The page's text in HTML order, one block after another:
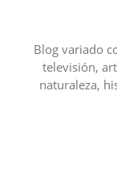
contenidoBlog variado
televisión,
naturaleza,